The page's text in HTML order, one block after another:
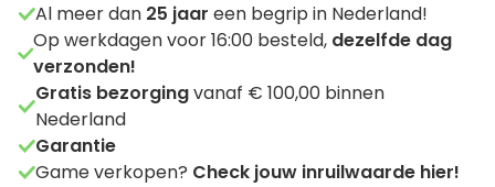
Al meer dan 25 jaar een begrip in Nederland!
Op werkdagen voor 16:00 besteld, dezelfde dag
verzonden!
Gratis bezorgingvanaf € 100,00 binnen
Nederland
Garantie
Game verkopen? Check jouw inruilwaarde hier!